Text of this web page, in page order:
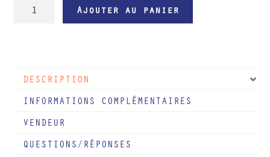
Ajouter au panier
DESCRIPTION
INFORMATIONS COMPLÉMENTAIRES
VENDEUR
QUESTIONS/RÉPONSES